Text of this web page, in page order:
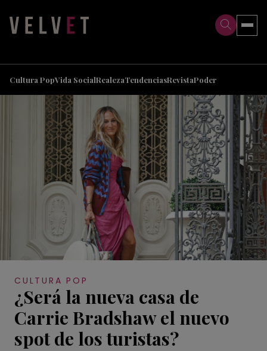
Cultura PopVida SocialRealezaTendenciasRevistaPoder
CULTURA POP
¿Será la nueva casa de
Carrie Bradshaw el nuevo
spot de los turistas?